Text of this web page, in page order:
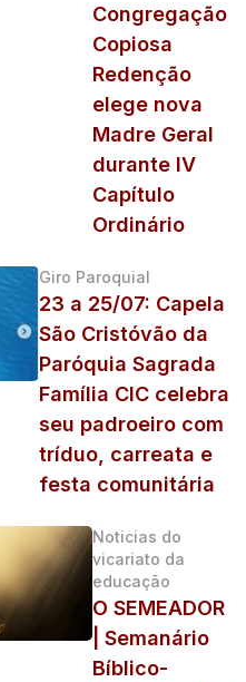
Congregação
Copiosa
Redenção
elege nova
Madre Geral
durante IV
Capítulo
Ordinário
Giro Paroquial
23 a 25/07: Capela
São Cristóvão da
Paróquia Sagrada
Família CIC celebra
seu padroeiro com
tríduo, carreata e
festa comunitária
Noticias do
vicariato da
educação
O SEMEADOR
| Semanário
Bíblico-